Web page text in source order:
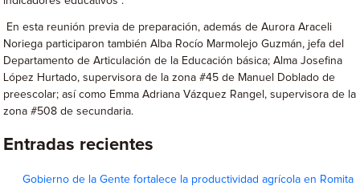
En esta reunión previa de preparación, además de Aurora Araceli
Noriega participaron también Alba Rocío Marmolejo Guzmán, jefa del
Departamento de Articulación de la Educación básica; Alma Josefina
López Hurtado, supervisora de la zona #45 de Manuel Doblado de
preescolar; así como Emma Adriana Vázquez Rangel, supervisora de la
zona #508 de secundaria.
Entradas recientes
Gobierno de la Gente fortalece la productividad agrícola en Romita